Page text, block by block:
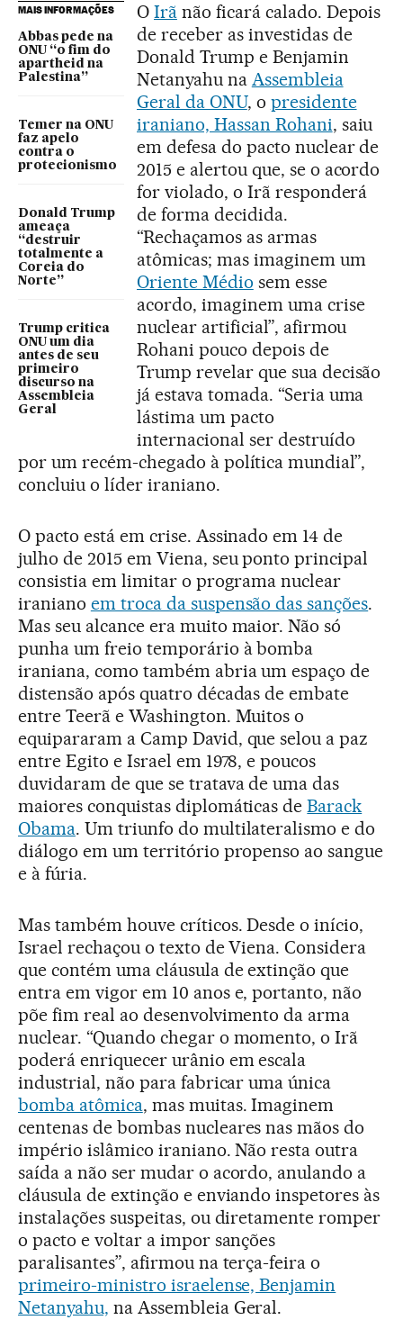
MAIS INFORMAÇÕES
Abbas pede na
ONU “o fim do
apartheid na
Palestina”
Temer na ONU
faz apelo
contra o
protecionismo
Donald Trump
ameaça
“destruir
totalmente a
Coreia do
Norte”
Trump critica
ONU um dia
antes de seu
primeiro
discurso na
Assembleia
Geral
O Irãnão ficará calado. Depois
de receber as investidas de
Donald Trump e Benjamin
Netanyahu na Assembleia
Geral da ONU, o presidente
iraniano, Hassan Rohani, saiu
em defesa do pacto nuclear de
2015 e alertou que, se o acordo
for violado, o Irã responderá
de forma decidida.
“Rechaçamos as armas
atômicas; mas imaginem um
Oriente Médio sem esse
acordo, imaginem uma crise
nuclear artificial”, afirmou
Rohani pouco depois de
Trump revelar que sua decisão
já estava tomada. “Seria uma
lástima um pacto
internacional ser destruído
por um recém-chegado à política mundial”,
concluiu o líder iraniano.
O pacto está em crise. Assinado em 14 de
julho de 2015 em Viena, seu ponto principal
consistia em limitar o programa nuclear
iraniano em troca da suspensão das sanções.
Mas seu alcance era muito maior. Não só
punha um freio temporário à bomba
iraniana, como também abria um espaço de
distensão após quatro décadas de embate
entre Teerã e Washington. Muitos o
equipararam a Camp David, que selou a paz
entre Egito e Israel em 1978, e poucos
duvidaram de que se tratava de uma das
maiores conquistas diplomáticas deBarack
Obama. Um triunfo do multilateralismo e do
diálogo em um território propenso ao sangue
e à fúria.
Mas também houve críticos. Desde o início,
Israel rechaçou o texto de Viena. Considera
que contém uma cláusula de extinção que
entra em vigor em 10 anos e, portanto, não
põe fim real ao desenvolvimento da arma
nuclear. “Quando chegar o momento, o Irã
poderá enriquecer urânio em escala
industrial, não para fabricar uma única
bomba atômica, mas muitas. Imaginem
centenas de bombas nucleares nas mãos do
império islâmico iraniano. Não resta outra
saída a não ser mudar o acordo, anulando a
cláusula de extinção e enviando inspetores às
instalações suspeitas, ou diretamente romper
o pacto e voltar a impor sanções
paralisantes”, afirmou na terça-feira o
primeiro-ministro israelense, Benjamin
Netanyahu, na Assembleia Geral.